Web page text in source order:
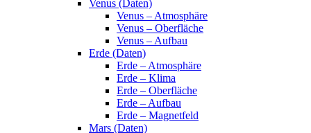
Venus (Daten)
Venus – Atmosphäre
Venus – Oberfläche
Venus – Aufbau
Erde (Daten)
Erde – Atmosphäre
Erde – Klima
Erde – Oberfläche
Erde – Aufbau
Erde – Magnetfeld
Mars (Daten)